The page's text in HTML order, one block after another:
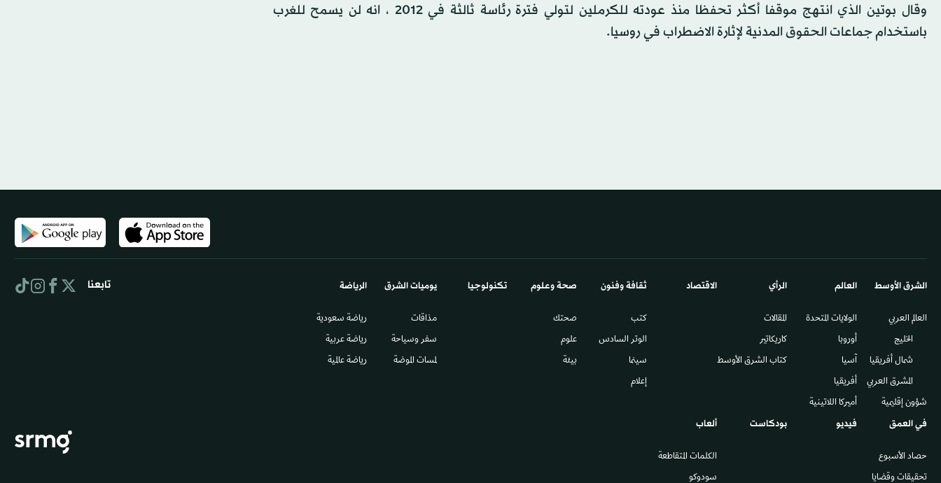
وقال بوتين الذي انتهج موقفا أكثر تحفظا منذ عودته للكرملين لتولي فترة رئاسة ثالثة في 2012 ، انه لن يسمح للغرب
باستخدام جماعات الحقوق المدنية لإثارة الاضطراب في روسيا.
الشرق الأوسط​
العالم العربي
الخليج
شمال أفريقيا
المشرق العربي
شؤون إقليمية
العالم
الولايات المتحدة
أوروبا
آسيا
أفريقيا
أميركا اللاتينية
الرأي
المقالات
كاريكاتير
كتاب الشرق الأوسط
الاقتصاد ثقافة وفنون
كتب
الوتر السادس​
سينما
إعلام
صحة وعلوم
صحتك
علوم
بيئة
تكنولوجيا يوميات الشرق​
مذاقات
سفر وسياحة
لمسات الموضة
الرياضة
رياضة سعودية
رياضة عربية
رياضة عالمية
في العمق
حصاد الأسبوع
تحقيقات وقضايا
فيديو بودكاست ألعاب
الكلمات المتقاطعة
سودوكو
تابعنا